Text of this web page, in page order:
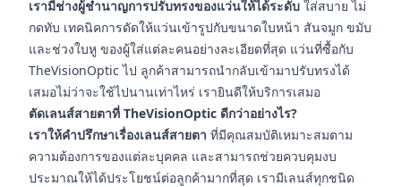
เรามีช่างผู้ชำนาญการปรับทรงของแว่นให้ได้ระดับ ใส่สบาย ไม่
กดทับ เทคนิคการดัดให้แว่นเข้ารูปกับขนาดใบหน้า สันจมูก ขมับ
และช่วงใบหู ของผู้ใส่แต่ละคนอย่างละเอียดที่สุด แว่นที่ซื้อกับ
TheVisionOptic ไป ลูกค้าสามารถนำกลับเข้ามาปรับทรงได้
เสมอไม่ว่าจะใช้ไปนานเท่าไหร่ เรายินดีให้บริการเสมอ
ตัดเลนส์สายตาที่ TheVisionOptic ดีกว่าอย่างไร?
เราให้คำปรึกษาเรื่องเลนส์สายตา ที่มีคุณสมบัติเหมาะสมตาม
ความต้องการของแต่ละบุคคล และสามารถช่วยควบคุมงบ
ประมาณให้ได้ประโยชน์ต่อลูกค้ามากที่สุด เรามีเลนส์ทุกชนิด